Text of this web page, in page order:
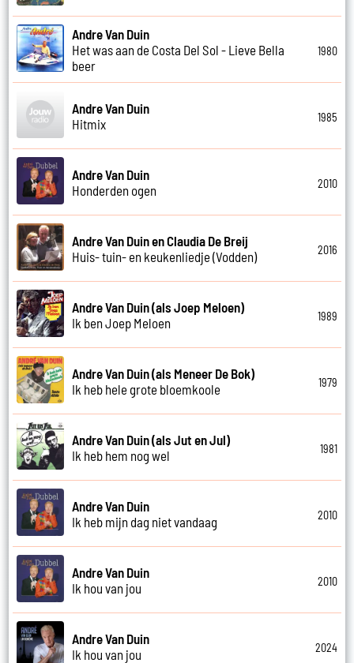
Andre Van Duin
Het was aan de Costa Del Sol - Lieve Bella
beer
1980
Andre Van Duin
Hitmix
1985
Andre Van Duin
Honderden ogen
2010
Andre Van Duin en Claudia De Breij
Huis- tuin- en keukenliedje (Vodden)
2016
Andre Van Duin (als Joep Meloen)
Ik ben Joep Meloen
1989
Andre Van Duin (als Meneer De Bok)
Ik heb hele grote bloemkoole
1979
Andre Van Duin (als Jut en Jul)
Ik heb hem nog wel
1981
Andre Van Duin
Ik heb mijn dag niet vandaag
2010
Andre Van Duin
Ik hou van jou
2010
Andre Van Duin
Ik hou van jou
2024